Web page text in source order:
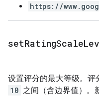
https://
设置评分的最大等级。
10 之间（含边界值）。